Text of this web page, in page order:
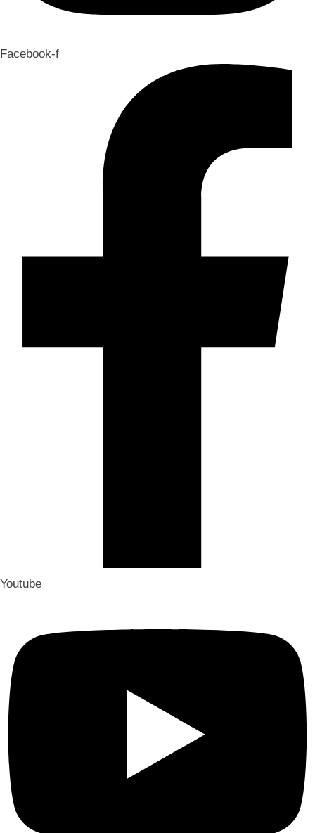
Facebook-f
Youtube